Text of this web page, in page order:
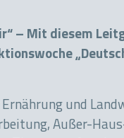
– Mit diesem
und
Außer-